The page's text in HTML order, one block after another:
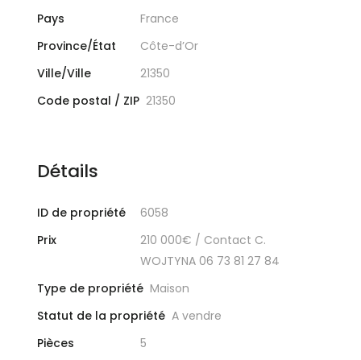
Pays
France
Province/État
Côte-d’Or
Ville/Ville
21350
Code postal / ZIP 21350
Détails
ID de propriété
6058
Prix
210 000€ / Contact C.
WOJTYNA 06 73 81 27 84
Type de propriété Maison
Statut de la propriété A vendre
Pièces
5